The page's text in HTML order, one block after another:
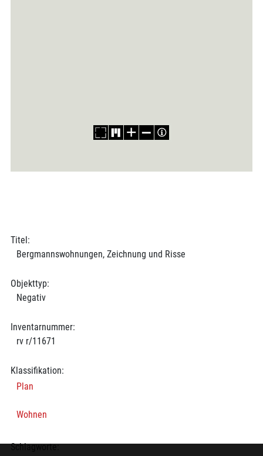
Titel:
Bergmannswohnungen, Zeichnung und Risse
Objekttyp:
Negativ
Inventarnummer:
rv r/11671
Klassifikation:
Plan
Wohnen
Schlagworte: